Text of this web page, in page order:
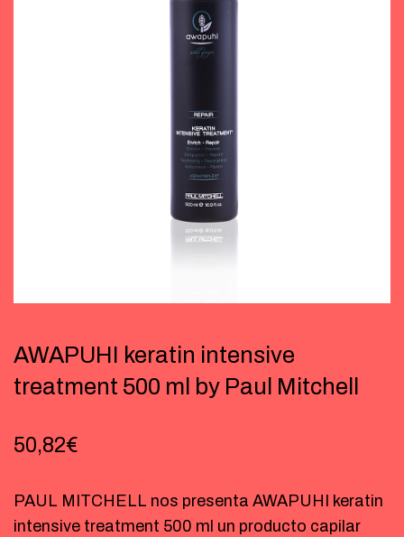
AWAPUHI keratin intensive
treatment 500 ml by Paul Mitchell
50,82€
PAUL MITCHELL nos presenta AWAPUHI keratin
intensive treatment 500 ml un producto capilar